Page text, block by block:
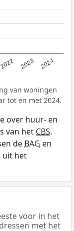
2022 2023 2024
van woningen
tot en met 2024.
over huur- en
van het CBS.
de BAG en
uit het
voor in het
met het